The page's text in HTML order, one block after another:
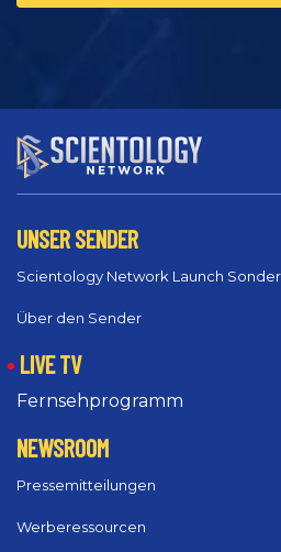
UNSER SENDER
Scientology Network Launch
Über den Sender
LIVE TV
Fernsehprogramm
NEWSROOM
Pressemitteilungen
Werberessourcen